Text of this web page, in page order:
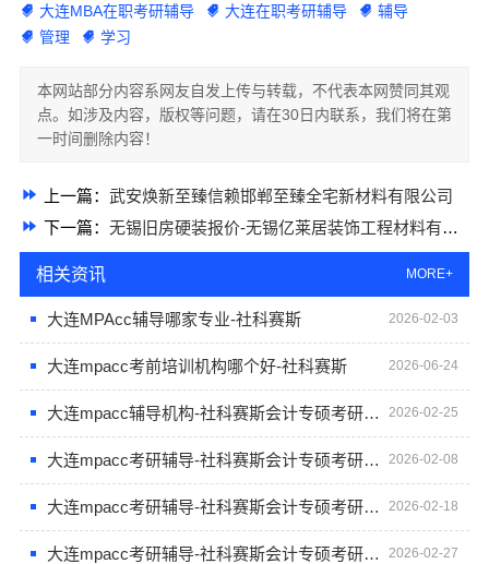
大连MBA在职考研辅导
大连在职考研辅导
辅导
管理
学习
本网站部分内容系网友自发上传与转载，不代表本网赞同其观
点。如涉及内容，版权等问题，请在30日内联系，我们将在第
一时间删除内容！
上一篇： 武安焕新至臻信赖邯郸至臻全宅新材料有限公司
下一篇： 无锡旧房硬装报价-无锡亿莱居装饰工程材料有限公司
相关资讯 MORE+
大连MPAcc辅导哪家专业-社科赛斯 2026-02-03
大连mpacc考前培训机构哪个好-社科赛斯 2026-06-24
大连mpacc辅导机构-社科赛斯会计专硕考研专注考研18年 2026-02-25
大连mpacc考研辅导-社科赛斯会计专硕考研题目解析 2026-02-08
大连mpacc考研辅导-社科赛斯会计专硕考研帮你扫清难点 2026-02-18
大连mpacc考研辅导-社科赛斯会计专硕考研只教解题思路和技巧 2026-02-27